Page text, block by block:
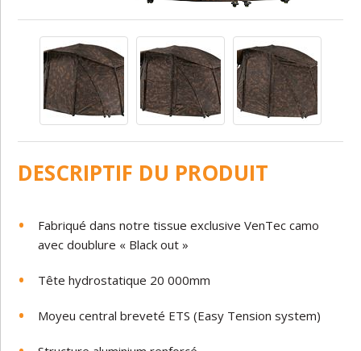
DESCRIPTIF DU PRODUIT
Fabriqué dans notre tissue exclusive VenTec camo
avec doublure « Black out »
Tête hydrostatique 20 000mm
Moyeu central breveté ETS (Easy Tension system)